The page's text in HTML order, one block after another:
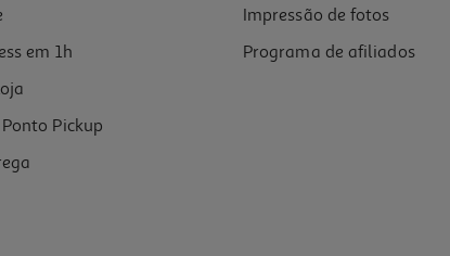
em 1h
Pickup
Impressão de fotos
Programa de afiliados